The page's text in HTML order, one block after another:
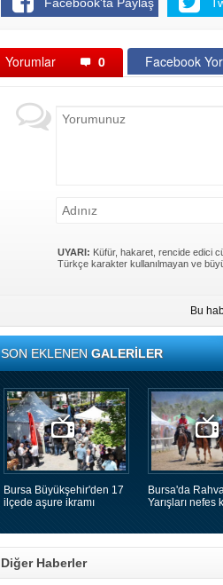
Yorumlar 0 Facebook
UYARI: Küfür, hakaret, rencide edici
Türkçe karakter kullanılmayan ve
Bu
SON EKLENENGALERİLER
Bursa Büyükşehir'den 17
ilçede aşure ikramı
Bursa'da
Yarışları nefes
Diğer Haberler